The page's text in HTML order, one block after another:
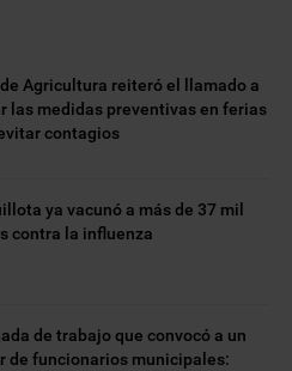
de Agricultura reiteró el llamado a
las medidas preventivas en ferias
contagios
ya vacunó a más de 37 mil
contra la influenza
de trabajo que convocó a un
de funcionarios municipales: